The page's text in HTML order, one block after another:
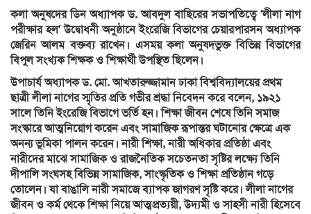
কলা অনুষদের ডিন অধ্যাপক ড. আবদুল বাছিরের সভাপতিত্বে ‘লীলা নাগ
পরীক্ষার হল’ উদ্বোধনী অনুষ্ঠানে ইংরেজি বিভাগের চেয়ারপারসন অধ্যাপক
জেরিন আলম বক্তব্য রাখেন। এসময় কলা অনুষদভুক্ত বিভিন্ন বিভাগের
বিপুল সংখ্যক শিক্ষক ও শিক্ষার্থী উপস্থিত ছিলেন।
উপাচার্য অধ্যাপক ড. মো. আখতারুজ্জামান ঢাকা বিশ্ববিদ্যালয়ের প্রথম
ছাত্রী লীলা নাগের স্মৃতির প্রতি গভীর শ্রদ্ধা নিবেদন করে বলেন, ১৯২১
সালে তিনি ইংরেজি বিভাগে ভর্তি হন। শিক্ষা জীবন শেষে তিনি সমাজ
সংস্কারে আত্মনিয়োগ করেন এবং সামাজিক রূপান্তর ঘটানোর ক্ষেত্রে এক
অনন্য ভূমিকা পালন করেন। নারী শিক্ষা, নারী অধিকার প্রতিষ্ঠা এবং
নারীদের মাঝে সামাজিক ও রাজনৈতিক সচেতনতা সৃষ্টির লক্ষ্যে তিনি
দীপালি সংঘসহ বিভিন্ন সামাজিক, সাংস্কৃতিক ও শিক্ষা প্রতিষ্ঠান গড়ে
তোলেন। যা বাঙালি নারী সমাজে ব্যাপক জাগরণ সৃষ্টি করে। লীলা নাগের
জীবন ও কর্ম থেকে শিক্ষা নিয়ে আত্মপ্রত্যয়ী, উদ্যমী ও সাহসী নারী হিসেবে